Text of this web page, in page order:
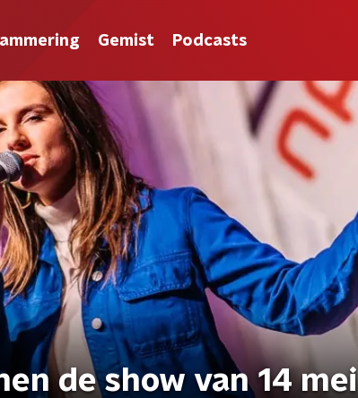
Gemist Podcasts
de show van 14 mei